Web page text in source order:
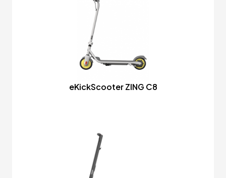
eKickScooter ZING C8